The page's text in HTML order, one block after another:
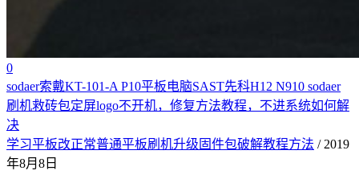
0
sodaer索戴KT-101-A P10平板电脑SAST先科H12 N910 sodaer
刷机救砖包定屏logo不开机，修复方法教程，不进系统如何解
决
学习平板改正常普通平板刷机升级固件包破解教程方法 / 2019
年8月8日